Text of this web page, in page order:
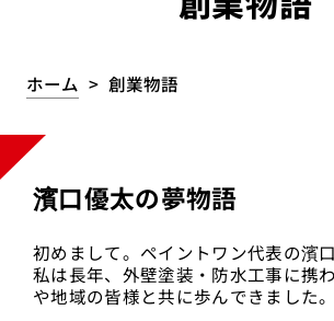
ホーム 創業物語
濱口優太の夢物語
初めまして。ペイントワン代表の濱
私は長年、外壁塗装・防水工事に携
や地域の皆様と共に歩んできました。